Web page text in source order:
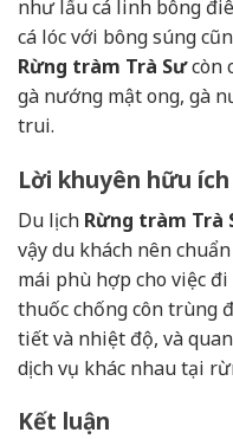
như lẩu cá linh bông
cá lóc với bông súng
Rừng tràm Trà Sưcòn
gà nướng mật ong, gà
trui.
Lời khuyên hữu
Du lịch Rừng tràm Trà
vậy du khách nên
mái phù hợp cho việc
thuốc chống côn trùng
tiết và nhiệt độ, và
dịch vụ khác nhau tại
Kết luận